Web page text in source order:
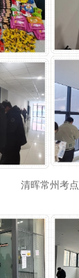
清晖常州考点